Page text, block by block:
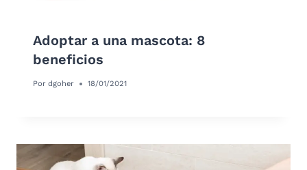
Adoptar a una mascota: 8
beneficios
Por dgoher 18/01/2021